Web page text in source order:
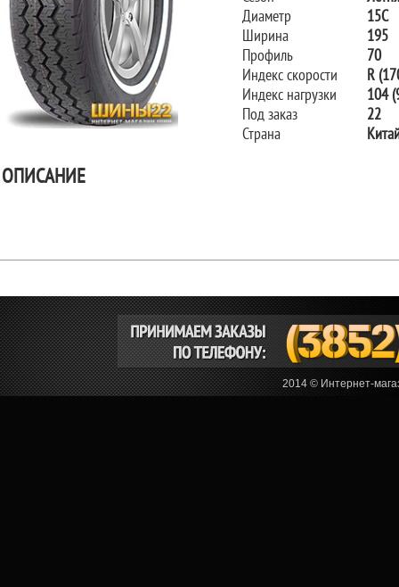
Диаметр
15C
Ширина
195
Профиль
70
Индекс скорости
R
Индекс нагрузки
104
Под заказ
22
Страна
ОПИСАНИЕ
2014 © Интернет-